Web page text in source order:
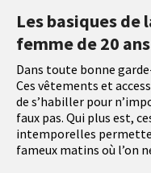
Les basiques de
femme de 20 ans
Dans toute bonne
Ces vêtements et
de s’habiller pour
faux pas. Qui plus est,
intemporelles
fameux matins où l’on